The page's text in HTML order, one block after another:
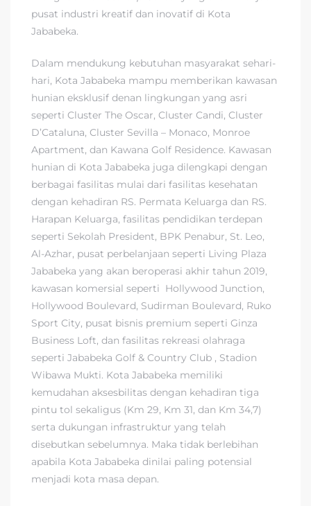
pusat industri kreatif dan inovatif di Kota
Jababeka.
Dalam mendukung kebutuhan masyarakat sehari-
hari, Kota Jababeka mampu memberikan kawasan
hunian eksklusif denan lingkungan yang asri
seperti Cluster The Oscar, Cluster Candi, Cluster
D’Cataluna, Cluster Sevilla – Monaco, Monroe
Apartment, dan Kawana Golf Residence. Kawasan
hunian di Kota Jababeka juga dilengkapi dengan
berbagai fasilitas mulai dari fasilitas kesehatan
dengan kehadiran RS. Permata Keluarga dan RS.
Harapan Keluarga, fasilitas pendidikan terdepan
seperti Sekolah President, BPK Penabur, St. Leo,
Al-Azhar, pusat perbelanjaan seperti Living Plaza
Jababeka yang akan beroperasi akhir tahun 2019,
kawasan komersial seperti Hollywood Junction,
Hollywood Boulevard, Sudirman Boulevard, Ruko
Sport City, pusat bisnis premium seperti Ginza
Business Loft, dan fasilitas rekreasi olahraga
seperti Jababeka Golf & Country Club , Stadion
Wibawa Mukti. Kota Jababeka memiliki
kemudahan aksesbilitas dengan kehadiran tiga
pintu tol sekaligus (Km 29, Km 31, dan Km 34,7)
serta dukungan infrastruktur yang telah
disebutkan sebelumnya. Maka tidak berlebihan
apabila Kota Jababeka dinilai paling potensial
menjadi kota masa depan.